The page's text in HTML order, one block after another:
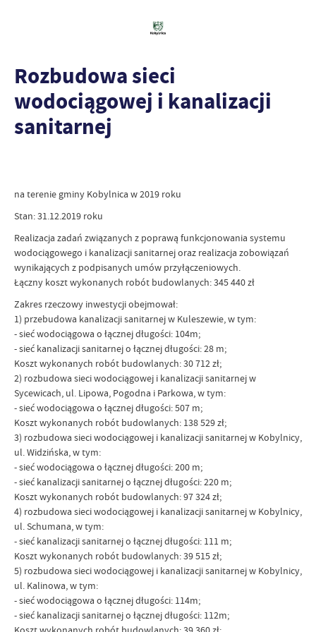
Rozbudowa sieci
wodociągowej i kanalizacji
sanitarnej
na terenie gminy Kobylnica w 2019 roku
Stan: 31.12.2019 roku
Realizacja zadań związanych z poprawą funkcjonowania systemu
wodociągowego i kanalizacji sanitarnej oraz realizacja zobowiązań
wynikających z podpisanych umów przyłączeniowych.
Łączny koszt wykonanych robót budowlanych: 345 440zł
Zakres rzeczowy inwestycji obejmował:
1) przebudowa kanalizacji sanitarnej w Kuleszewie, w tym:
- sieć wodociągowa o łącznej długości: 104m;
- sieć kanalizacji sanitarnej o łącznej długości: 28 m;
Koszt wykonanych robót budowlanych: 30 712 zł;
2) rozbudowa sieci wodociągowej i kanalizacji sanitarnej w
Sycewicach, ul. Lipowa, Pogodna i Parkowa, w tym:
- sieć wodociągowa o łącznej długości: 507 m;
Koszt wykonanych robót budowlanych: 138 529 zł;
3) rozbudowa sieci wodociągowej i kanalizacji sanitarnej w Kobylnicy,
ul. Widzińska, w tym:
- sieć wodociągowa o łącznej długości: 200 m;
- sieć kanalizacji sanitarnej o łącznej długości: 220 m;
Koszt wykonanych robót budowlanych: 97 324 zł;
4) rozbudowa sieci wodociągowej i kanalizacji sanitarnej w Kobylnicy,
ul. Schumana, w tym:
- sieć kanalizacji sanitarnej o łącznej długości: 111 m;
Koszt wykonanych robót budowlanych: 39 515 zł;
5) rozbudowa sieci wodociągowej i kanalizacji sanitarnej w Kobylnicy,
ul. Kalinowa, w tym:
- sieć wodociągowa o łącznej długości: 114m;
- sieć kanalizacji sanitarnej o łącznej długości: 112m;